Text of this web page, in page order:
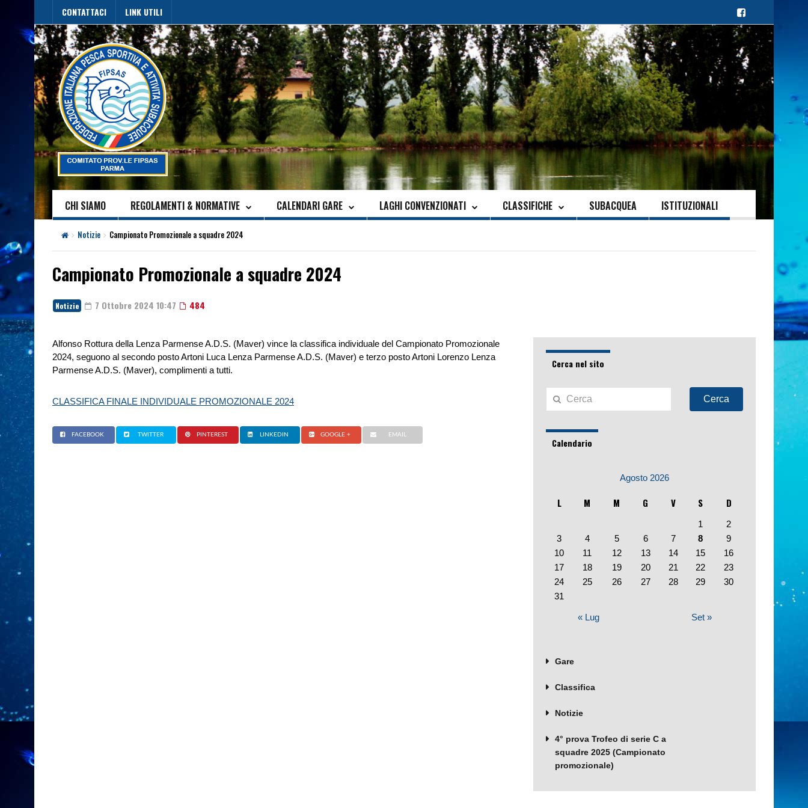
CONTATTACI LINK UTILI
CHI SIAMO REGOLAMENTI & NORMATIVE CALENDARI GARE LAGHI CONVENZIONATI CLASSIFICHE SUBACQUEA ISTITUZIONALI
Notizie Campionato Promozionale a squadre 2024
Campionato Promozionale a squadre 2024
Notizie 7 Ottobre 2024 10:47 484
Alfonso Rottura della Lenza Parmense A.D.S. (Maver) vince la classifica individuale del Campionato Promozionale
2024, seguono al secondo posto Artoni Luca Lenza Parmense A.D.S. (Maver) e terzo posto Artoni Lorenzo Lenza
Parmense A.D.S. (Maver), complimenti a tutti.
CLASSIFICA FINALE INDIVIDUALE PROMOZIONALE 2024
FACEBOOK TWITTER PINTEREST LINKEDIN GOOGLE + EMAIL
Cerca nel sito
Cerca
Calendario
Agosto 2026
L M M G V S D
1
2
3
4 5 6 7 8
9
10
11 12 13 14 15
16
17
18 19 20 21 22
23
24
25 26 27 28 29
30
31
« Lug Set »
Gare
Classifica
Notizie
4° prova Trofeo di serie C a
squadre 2025 (Campionato
promozionale)